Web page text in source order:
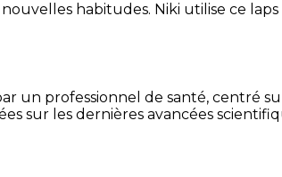
habitudes. Niki utilise ce
professionnel de santé, centré
sur les dernières avancées